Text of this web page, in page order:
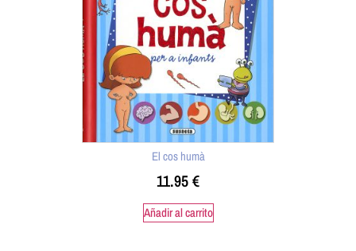
El cos humà
11.95€
Añadir al carrito